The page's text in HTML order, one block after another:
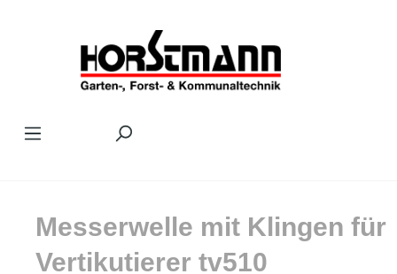
Messerwelle mit Klingen für
Vertikutierer tv510